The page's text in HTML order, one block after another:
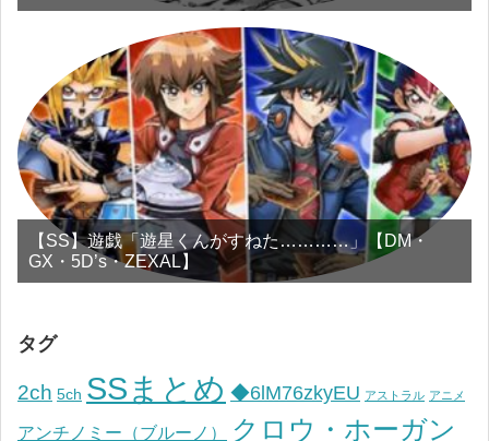
【SS】遊戯「遊星くんがすねた…………」【DM・
GX・5D’s・ZEXAL】
タグ
2ch 5ch SSまとめ ◆6lM76zkyEU アストラル アニメ
アンチノミー（ブルーノ） クロウ・ホーガン